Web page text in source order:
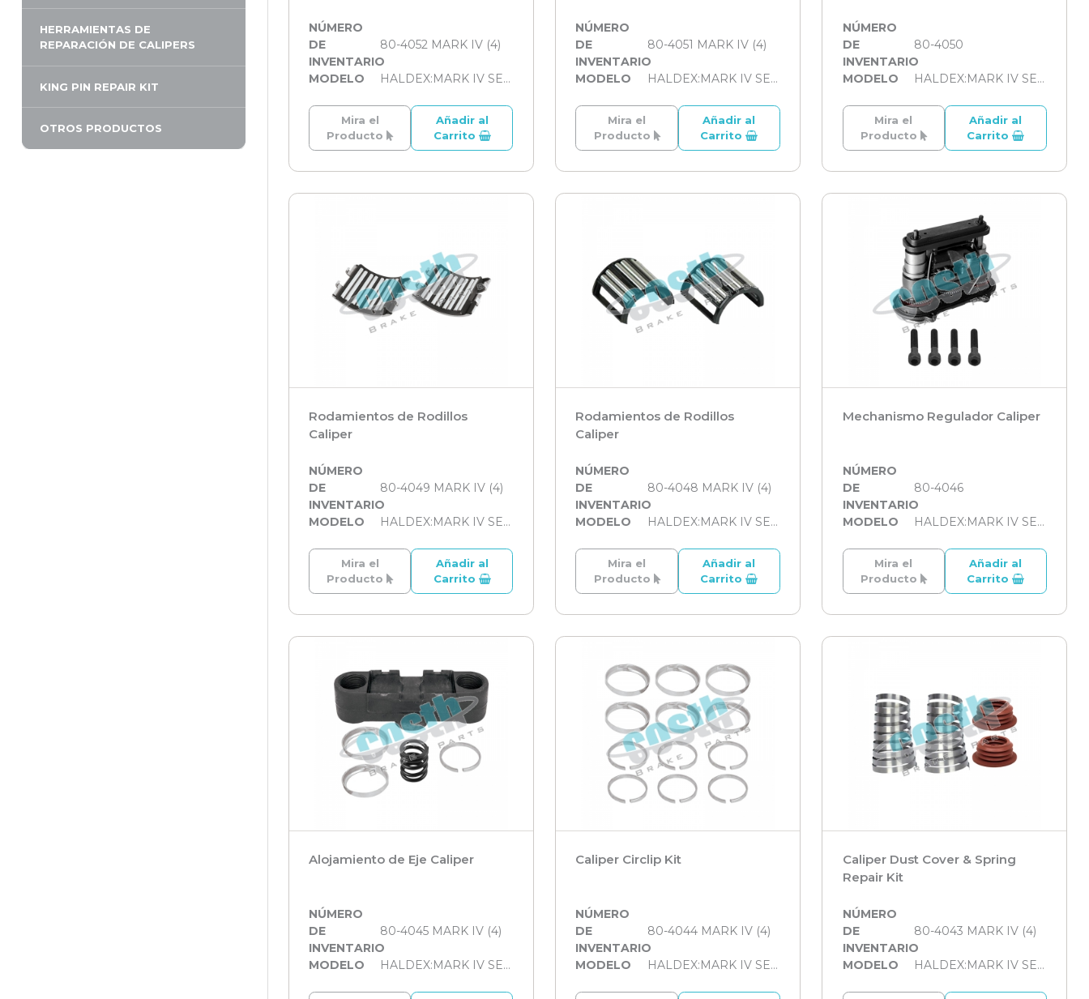
NÚMERO
DE
INVENTARIO
80-4052 MARK IV (4)
MODELO HALDEX:MARK IV SERİSİ
Mira el
Producto
Añadir al
Carrito
NÚMERO
DE
INVENTARIO
80-4051 MARK IV (4)
MODELO HALDEX:MARK IV SERİSİ
Mira el
Producto
Añadir al
Carrito
NÚMERO
DE
INVENTARIO
80-4050
MODELO HALDEX:MARK IV SERİSİ
Mira el
Producto
Añadir al
Carrito
Rodamientos de Rodillos
Caliper
NÚMERO
DE
INVENTARIO
80-4049 MARK IV (4)
MODELO HALDEX:MARK IV SERİSİ
Mira el
Producto
Añadir al
Carrito
Rodamientos de Rodillos
Caliper
NÚMERO
DE
INVENTARIO
80-4048 MARK IV (4)
MODELO HALDEX:MARK IV SERİSİ
Mira el
Producto
Añadir al
Carrito
Mechanismo Regulador Caliper
NÚMERO
DE
INVENTARIO
80-4046
MODELO HALDEX:MARK IV SERİSİ
Mira el
Producto
Añadir al
Carrito
Alojamiento de Eje Caliper
NÚMERO
DE
INVENTARIO
80-4045 MARK IV (4)
MODELO HALDEX:MARK IV SERİSİ
Caliper Circlip Kit
NÚMERO
DE
INVENTARIO
80-4044 MARK IV (4)
MODELO HALDEX:MARK IV SERİSİ
Caliper Dust Cover & Spring
Repair Kit
NÚMERO
DE
INVENTARIO
80-4043 MARK IV (4)
MODELO HALDEX:MARK IV SERİSİ
HERRAMIENTAS DE
REPARACIÓN DE CALIPERS
KING PIN REPAIR KIT
OTROS PRODUCTOS